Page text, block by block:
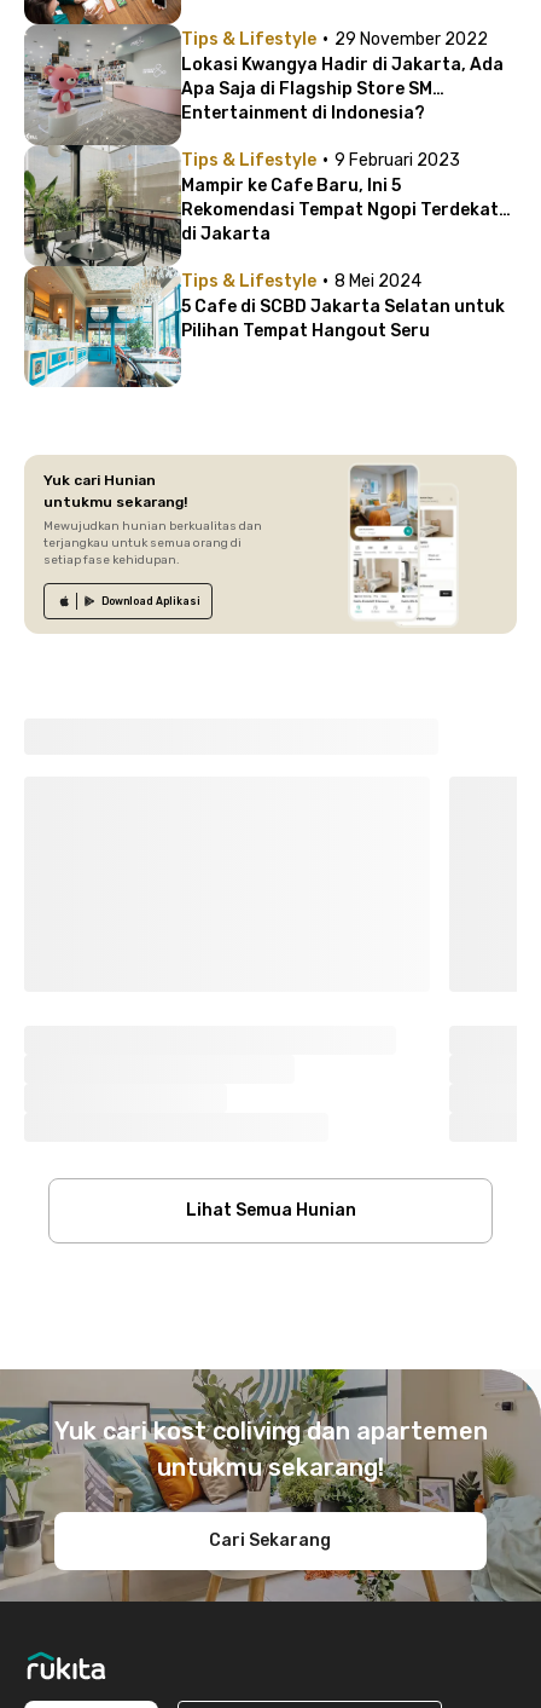
Tips & Lifestyle · 29 November 2022
Lokasi Kwangya Hadir di Jakarta, Ada
Apa Saja di Flagship Store SM
Entertainment di Indonesia?
Tips & Lifestyle · 9 Februari 2023
Mampir ke Cafe Baru, Ini 5
Rekomendasi Tempat Ngopi Terdekat
di Jakarta
Tips & Lifestyle · 8 Mei 2024
5 Cafe di SCBD Jakarta Selatan untuk
Pilihan Tempat Hangout Seru
Yuk cari Hunian
untukmu sekarang!
Mewujudkan hunian berkualitas dan
terjangkau untuk semua orang di
setiap fase kehidupan.
Download Aplikasi
Lihat Semua Hunian
Yuk cari kost coliving dan apartemen
untukmu sekarang!
Cari Sekarang